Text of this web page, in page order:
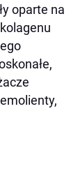
oparte na